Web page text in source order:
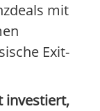
mit
Exit-
investiert,